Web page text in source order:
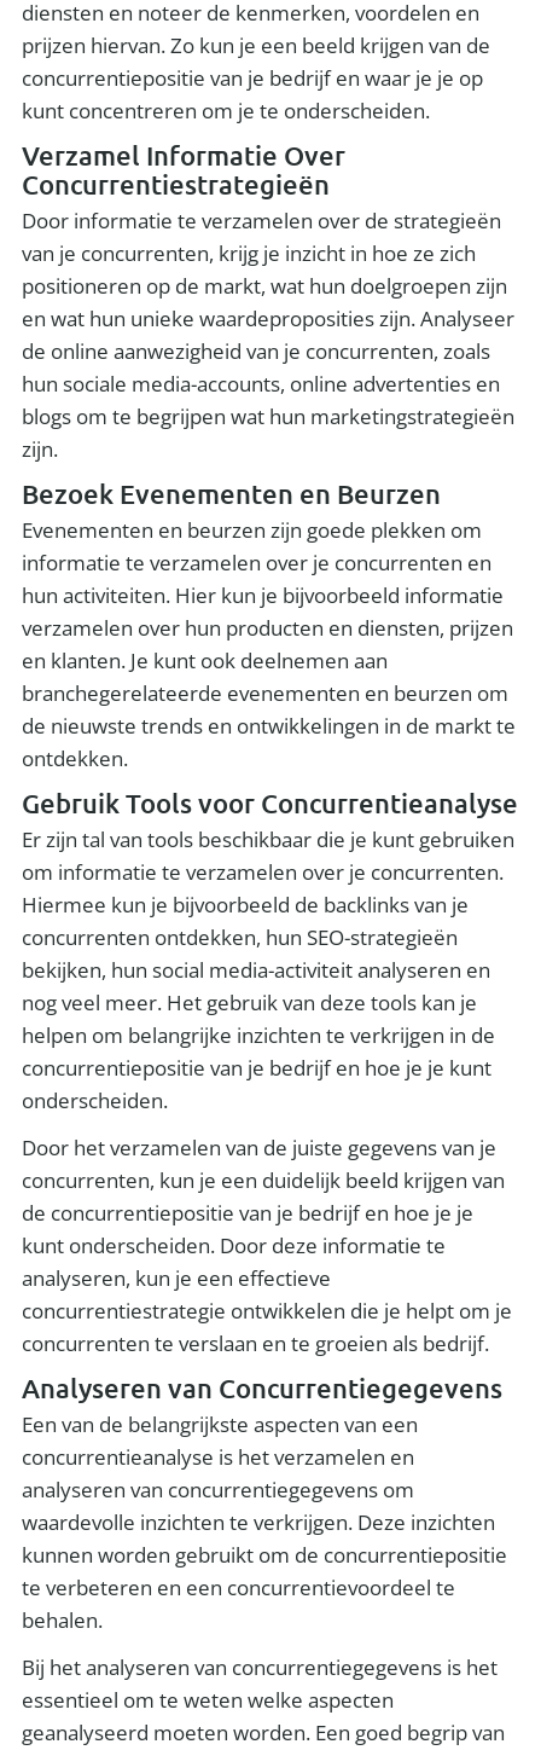
diensten en noteer de kenmerken, voordelen en
prijzen hiervan. Zo kun je een beeld krijgen van de
concurrentiepositie van je bedrijf en waar je je op
kunt concentreren om je te onderscheiden.
Verzamel Informatie Over
Concurrentiestrategieën
Door informatie te verzamelen over de strategieën
van je concurrenten, krijg je inzicht in hoe ze zich
positioneren op de markt, wat hun doelgroepen zijn
en wat hun unieke waardeproposities zijn. Analyseer
de online aanwezigheid van je concurrenten, zoals
hun sociale media-accounts, online advertenties en
blogs om te begrijpen wat hun marketingstrategieën
zijn.
Bezoek Evenementen en Beurzen
Evenementen en beurzen zijn goede plekken om
informatie te verzamelen over je concurrenten en
hun activiteiten. Hier kun je bijvoorbeeld informatie
verzamelen over hun producten en diensten, prijzen
en klanten. Je kunt ook deelnemen aan
branchegerelateerde evenementen en beurzen om
de nieuwste trends en ontwikkelingen in de markt te
ontdekken.
Gebruik Tools voor Concurrentieanalyse
Er zijn tal van tools beschikbaar die je kunt gebruiken
om informatie te verzamelen over je concurrenten.
Hiermee kun je bijvoorbeeld de backlinks van je
concurrenten ontdekken, hun SEO-strategieën
bekijken, hun social media-activiteit analyseren en
nog veel meer. Het gebruik van deze tools kan je
helpen om belangrijke inzichten te verkrijgen in de
concurrentiepositie van je bedrijf en hoe je je kunt
onderscheiden.
Door het verzamelen van de juiste gegevens van je
concurrenten, kun je een duidelijk beeld krijgen van
de concurrentiepositie van je bedrijf en hoe je je
kunt onderscheiden. Door deze informatie te
analyseren, kun je een effectieve
concurrentiestrategie ontwikkelen die je helpt om je
concurrenten te verslaan en te groeien als bedrijf.
Analyseren van Concurrentiegegevens
Een van de belangrijkste aspecten van een
concurrentieanalyse is het verzamelen en
analyseren van concurrentiegegevens om
waardevolle inzichten te verkrijgen. Deze inzichten
kunnen worden gebruikt om de concurrentiepositie
te verbeteren en een concurrentievoordeel te
behalen.
Bij het analyseren van concurrentiegegevens is het
essentieel om te weten welke aspecten
geanalyseerd moeten worden. Een goed begrip van